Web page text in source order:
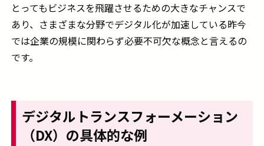
とってもビジネスを飛躍させるための大きなチャンスで
あり、さまざまな分野でデジタル化が加速している昨今
では企業の規模に関わらず必要不可欠な概念と言えるの
です。
デジタルトランスフォーメーション
（DX）の具体的な例